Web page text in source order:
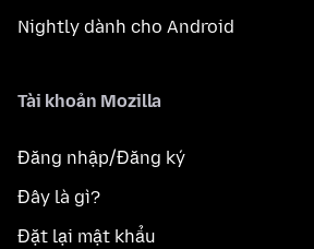
Nightly dành cho Android
Tài khoản Mozilla
Đăng nhập/Đăng ký
Đây là gì?
Đặt lại mật khẩu